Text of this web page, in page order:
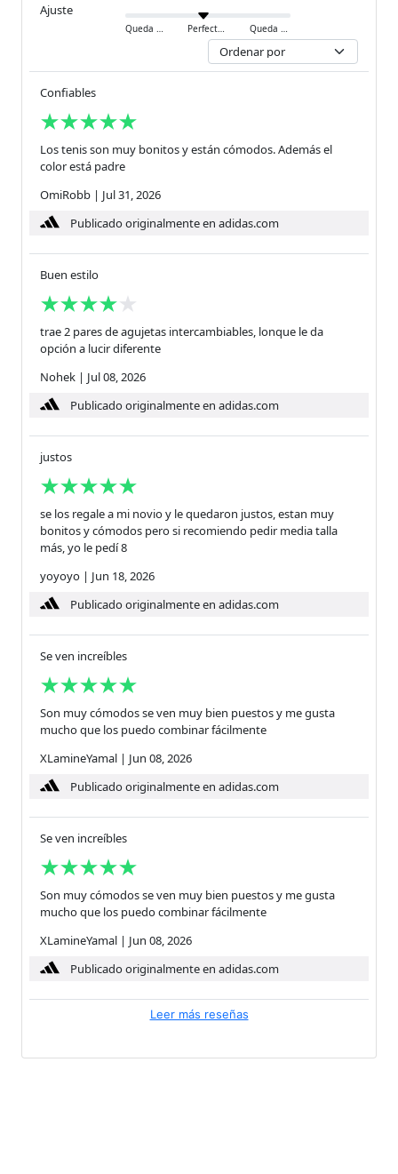
Ajuste
Queda ajustado Perfecto Queda holgado
Confiables
Los tenis son muy bonitos y están cómodos. Además el
color está padre
OmiRobb | Jul 31, 2026
Publicado originalmente en adidas.com
Buen estilo
trae 2 pares de agujetas intercambiables, lonque le da
opción a lucir diferente
Nohek | Jul 08, 2026
Publicado originalmente en adidas.com
justos
se los regale a mi novio y le quedaron justos, estan muy
bonitos y cómodos pero si recomiendo pedir media talla
más, yo le pedí 8
yoyoyo | Jun 18, 2026
Publicado originalmente en adidas.com
Se ven increíbles
Son muy cómodos se ven muy bien puestos y me gusta
mucho que los puedo combinar fácilmente
XLamineYamal | Jun 08, 2026
Publicado originalmente en adidas.com
Se ven increíbles
Son muy cómodos se ven muy bien puestos y me gusta
mucho que los puedo combinar fácilmente
XLamineYamal | Jun 08, 2026
Publicado originalmente en adidas.com
Leer más reseñas